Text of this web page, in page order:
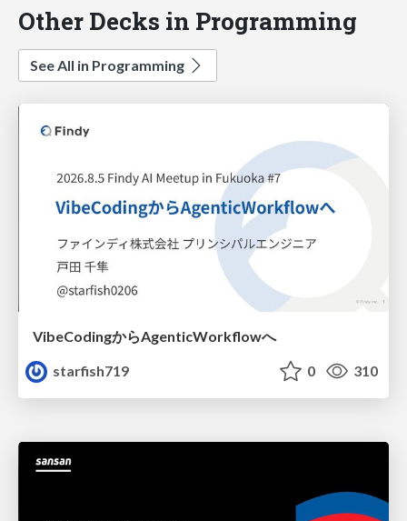
Other Decks in Programming
See All in Programming
VibeCodingからAgenticWorkflowへ
starfish719
0 310